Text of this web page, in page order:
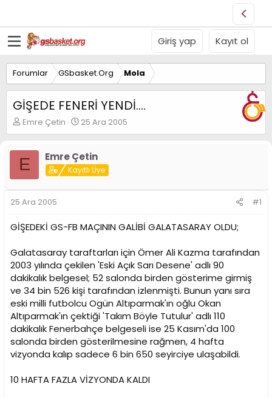
Giriş yap Kayıt ol
Forumlar GSbasket.Org Mola
GİŞEDE FENERİ YENDİ....
K
o
u
y
B
a
ş
a
a
n
Emre Çetin
B
a
l
a
n
g
a
i
h
i
25 Ara 2005
E Emre Çetin
Kayıtlı Üye
25 Ara 2005 #1
GİŞEDEKİ GS-FB MAÇININ GALİBİ GALATASARAY OLDU;
Galatasaray taraftarları için Ömer Ali Kazma tarafından
2003 yılında çekilen 'Eski Açık Sarı Desene' adlı 90
dakikalık belgesel; 52 salonda birden gösterime girmiş
ve 34 bin 526 kişi tarafından izlenmişti. Bunun yanı sıra
eski milli futbolcu Ogün Altıparmak'ın oğlu Okan
Altıparmak'ın çektiği 'Takım Böyle Tutulur' adlı 110
dakikalık Fenerbahçe belgeseli ise 25 Kasım'da 100
salonda birden gösterilmesine rağmen, 4 hafta
vizyonda kalıp sadece 6 bin 650 seyirciye ulaşabildi.
10 HAFTA FAZLA VİZYONDA KALDI